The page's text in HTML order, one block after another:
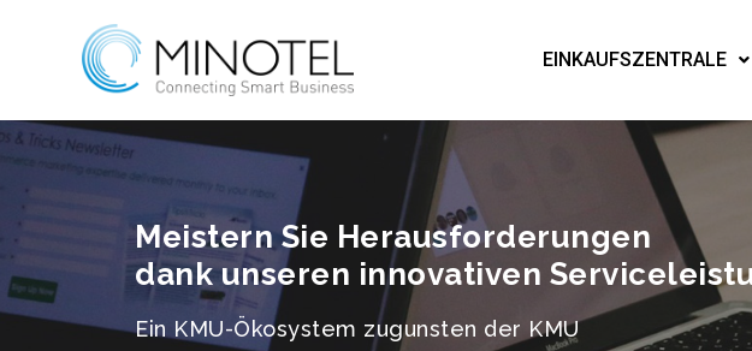
EINKAUFSZENTRALE
Meistern Sie Herausforderungen
dank unseren innovativen
Ein KMU-Ökosystem zugunsten der KMU